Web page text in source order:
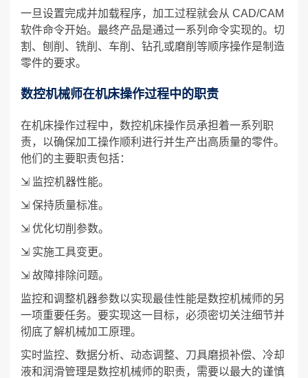
一旦设置完成并加载程序，加工过程就会从 CAD/CAM
软件命令开始。最终产品是通过一系列命令实现的。切
割、刨削、铣削、车削、钻孔或磨削等顺序操作是制造
零件的要求。
数控机械师在机床操作过程中的职责
在机床操作过程中，数控机床操作员承担着一系列职
责，以确保加工操作顺利进行并生产出高质量的零件。
他们的主要职责包括：
⇲ 监控机器性能。
⇲ 保持质量标准。
⇲ 优化切削参数。
⇲ 实施工具变更。
⇲ 故障排除问题。
监控和调整机器参数以实现最佳性能是数控机械师的另
一项重要任务。要实现这一目标，必须密切关注细节并
彻底了解机械加工原理。
实时监控、数据分析、动态调整、刀具磨损补偿、冷却
液和润滑管理是数控机械师的职责，需要以最大的谨慎